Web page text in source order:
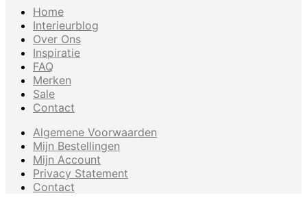
Home
Interieurblog
Over Ons
Inspiratie
FAQ
Merken
Sale
Contact
Algemene Voorwaarden
Mijn Bestellingen
Mijn Account
Privacy Statement
Contact